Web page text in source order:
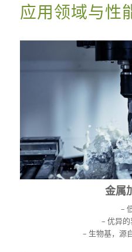
应用领域与性
金属
–
– 优异
– 生物基，源